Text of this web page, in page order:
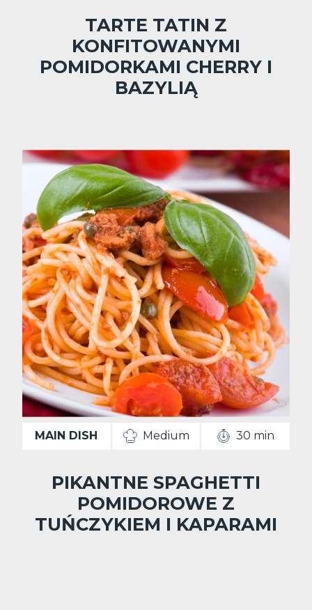
TARTE TATIN Z
KONFITOWANYMI
POMIDORKAMI CHERRY I
BAZYLIĄ
MAIN DISH Medium 30 min
PIKANTNE SPAGHETTI
POMIDOROWE Z
TUŃCZYKIEM I KAPARAMI